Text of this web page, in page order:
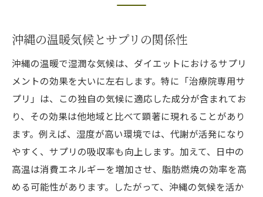
沖縄の温暖気候とサプリの関係性
沖縄の温暖で湿潤な気候は、ダイエットにおけるサプリ
メントの効果を大いに左右します。特に「治療院専用サ
プリ」は、この独自の気候に適応した成分が含まれてお
り、その効果は他地域と比べて顕著に現れることがあり
ます。例えば、湿度が高い環境では、代謝が活発になり
やすく、サプリの吸収率も向上します。加えて、日中の
高温は消費エネルギーを増加させ、脂肪燃焼の効率を高
める可能性があります。したがって、沖縄の気候を活か